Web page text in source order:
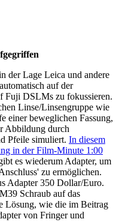
der Lage Leica und andere
auf der
Fuji DSLMs zu fokussieren.
Linse/Linsengruppe wie
einer beweglichen Fassung,
Abbildung durch
Pfeile simuliert. In diesem
in der Film-Minute 1:00
es wiederum Adapter, um
zu ermöglichen.
Adapter 350 Dollar/Euro.
Schraub auf das
Lösung, wie die im Beitrag
von Fringer und